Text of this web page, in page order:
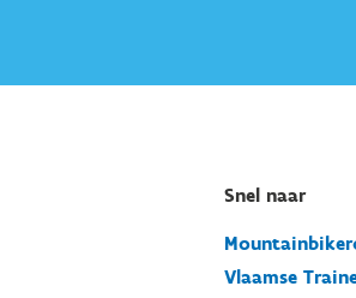
Snel naar
Vlaamse